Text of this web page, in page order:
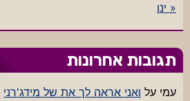
« ינו
תגובות אחרונות
עמי על ואני אראה לך את של מידג'רני